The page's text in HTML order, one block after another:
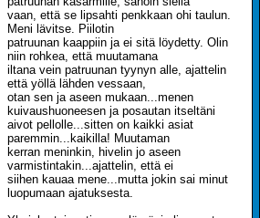
vaan, että se lipsahti penkkaan ohi taulun.
Meni lävitse. Piilotin
patruunan kaappiin ja ei sitä löydetty. Olin
niin rohkea, että muutamana
iltana vein patruunan tyynyn alle, ajattelin
että yöllä lähden vessaan,
otan sen ja aseen mukaan...menen
kuivaushuoneesen ja posautan itseltäni
aivot pellolle...sitten on kaikki asiat
paremmin...kaikilla! Muutaman
kerran meninkin, hivelin jo aseen
varmistintakin...ajattelin, että ei
siihen kauaa mene...mutta jokin sai minut
luopumaan ajatuksesta.